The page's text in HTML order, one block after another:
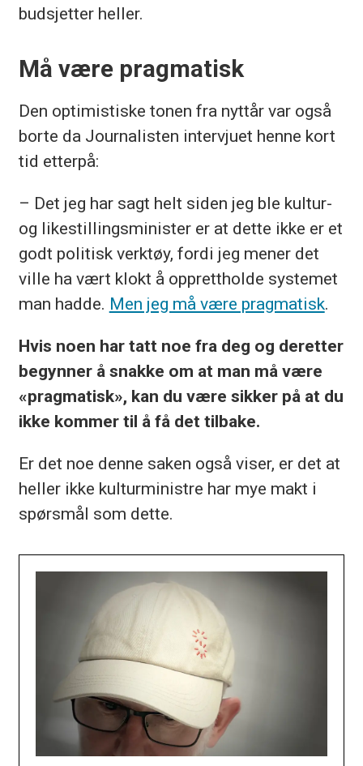
budsjetter heller.
Må være pragmatisk
Den optimistiske tonen fra nyttår var også
borte da Journalisten intervjuet henne kort
tid etterpå:
– Det jeg har sagt helt siden jeg ble kultur-
og likestillingsminister er at dette ikke er et
godt politisk verktøy, fordi jeg mener det
ville ha vært klokt å opprettholde systemet
man hadde. Men jeg må være pragmatisk.
Hvis noen har tatt noe fra deg og deretter
begynner å snakke om at man må være
«pragmatisk», kan du være sikker på at du
ikke kommer til å få det tilbake.
Er det noe denne saken også viser, er det at
heller ikke kulturministre har mye makt i
spørsmål som dette.